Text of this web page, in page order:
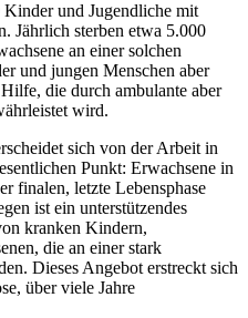
und Jugendliche mit
Jährlich sterben etwa 5.000
an einer solchen
und jungen Menschen aber
die durch ambulante aber
wird.
sich von der Arbeit in
Punkt: Erwachsene in
finalen, letzte Lebensphase
ist ein unterstützendes
kranken Kindern,
die an einer stark
Dieses Angebot erstreckt sich
über viele Jahre